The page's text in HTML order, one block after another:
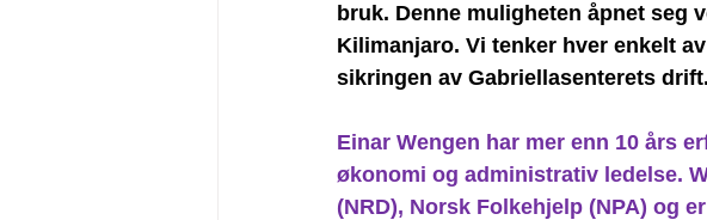
bruk. Denne muligheten åpnet seg
Kilimanjaro. Vi tenker hver enkelt
sikringen av Gabriellasenterets drift.
Einar Wengen har mer enn 10 års
økonomi og administrativ ledelse.
(NRD), Norsk Folkehjelp (NPA) og